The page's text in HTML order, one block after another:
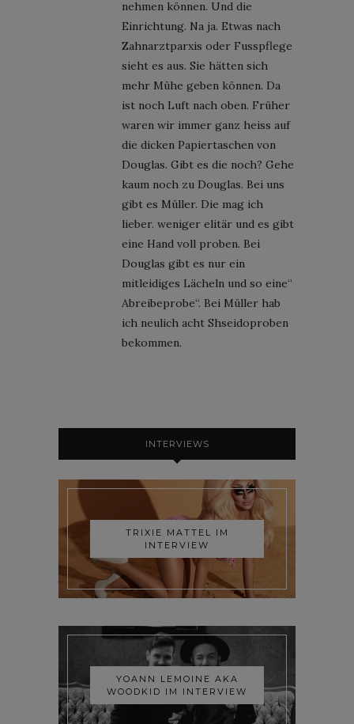
nehmen können. Und die
Einrichtung. Na ja. Etwas nach
Zahnarztparxis oder Fusspflege
sieht es aus. Sie hätten sich
mehr Mühe geben können. Da
ist noch Luft nach oben. Früher
waren wir immer ganz heiss auf
die dicken Papiertaschen von
Douglas. Gibt es die noch? Gehe
kaum noch zu Douglas. Bei uns
gibt es Müller. Die mag ich
lieber. weniger elitär und es gibt
eine Hand voll proben. Bei
Douglas gibt es nur ein
mitleidiges Lächeln und so eine“
Abreibeprobe“. Bei Müller hab
ich neulich acht Shseidoproben
bekommen.
INTERVIEWS
TRIXIE MATTEL IM
INTERVIEW
YOANN LEMOINE AKA
WOODKID IM INTERVIEW